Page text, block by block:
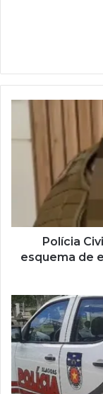
Polícia
esquema de